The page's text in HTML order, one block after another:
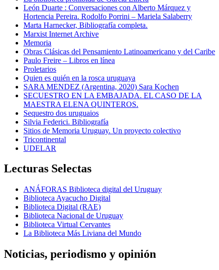
León Duarte : Conversaciones con Alberto Márquez y
Hortencia Pereira. Rodolfo Porrini – Mariela Salaberry
Marta Harnecker, Bibliografía completa.
Marxist Internet Archive
Memoria
Obras Clásicas del Pensamiento Latinoamericano y del Caribe
Paulo Freire – Libros en línea
Proletarios
Quien es quién en la rosca uruguaya
SARA MENDEZ (Argentina, 2020) Sara Kochen
SECUESTRO EN LA EMBAJADA. EL CASO DE LA
MAESTRA ELENA QUINTEROS.
Sequestro dos uruguaios
Silvia Federici. Bibliografía
Sitios de Memoria Uruguay. Un proyecto colectivo
Tricontinental
UDELAR
Lecturas Selectas
ANÁFORAS Biblioteca digital del Uruguay
Biblioteca Ayacucho Digital
Biblioteca Digital (RAE)
Biblioteca Nacional de Uruguay
Biblioteca Virtual Cervantes
La Biblioteca Más Liviana del Mundo
Noticias, periodismo y opinión